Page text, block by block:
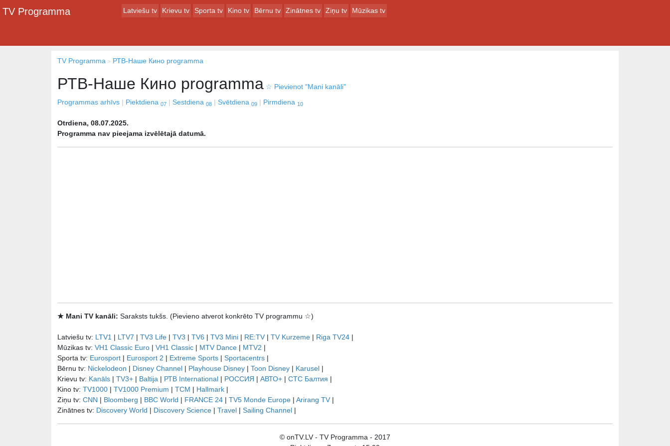
TV Programma Latviešu tv Krievu tv Sporta tv Kino tv Bērnu tv Zinātnes tv Ziņu tv Mūzikas tv
TV Programma РТВ-Наше Кино programma
РТВ-Наше Кино programma ☆ Pievienot "Mani kanāli"
Programmas arhīvs
Piektdiena 07 Sestdiena 08 Svētdiena 09 Pirmdiena 10
Otrdiena, 08.07.2025.
Programma nav pieejama izvēlētajā datumā.
★ Mani TV kanāli: Saraksts tukšs. (Pievieno atverot konkrēto TV programmu ☆)
Latviešu tv: LTV1 | LTV7 | TV3 Life | TV3 | TV6 | TV3 Mini | RE:TV | TV Kurzeme | Riga TV24 |
Mūzikas tv: VH1 Classic Euro | VH1 Classic | MTV Dance | MTV2 |
Sporta tv: Eurosport | Eurosport 2 | Extreme Sports | Sportacentrs |
Bērnu tv: Nickelodeon | Disney Channel | Playhouse Disney | Toon Disney | Karusel |
Krievu tv: Kanāls | TV3+ | Baltija | РТB International | РОССИЯ | АВТО+ | СТС Балтия |
Kino tv: TV1000 | TV1000 Premium | TCM | Hallmark |
Ziņu tv: CNN | Bloomberg | BBC World | FRANCE 24 | TV5 Monde Europe | Arirang TV |
Zinātnes tv: Discovery World | Discovery Science | Travel | Sailing Channel |
© onTV.LV - TV Programma - 2017